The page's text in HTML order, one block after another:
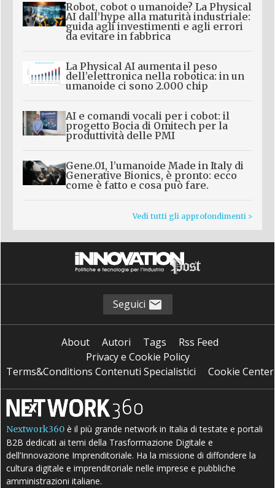
Robot, cobot o umanoide? La Physical
AI dall’hype alla maturità industriale:
guida agli investimenti e agli errori
da evitare in fabbrica
La Physical AI aumenta il peso
dell’elettronica nella robotica: in un
umanoide ci sono 2.000 chip
AI e comandi vocali per i cobot: il
progetto Bocia di Omitech per la
produttività delle PMI
Gene.01, l’umanoide Made in Italy di
Generative Bionics, è pronto: ecco
come è fatto e cosa può fare.
Vedi tutti gli approfondimenti >
Seguici
About Autori Tags
Rss Feed
Privacy e Cookie Policy
Terms&Conditions Contenuti Specialistici
Cookie Center
Nextwork360 è il più grande network in Italia di testate e portali
B2B dedicati ai temi della Trasformazione Digitale e
dell’Innovazione Imprenditoriale. Ha la missione di diffondere la
cultura digitale e imprenditoriale nelle imprese e pubbliche
amministrazioni italiane.